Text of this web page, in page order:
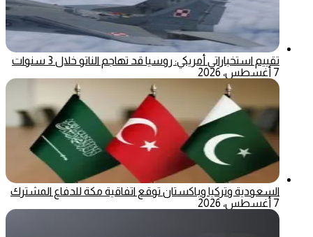
تقييم استخباراتي أمريكي: روسيا قد تهاجم الناتو خلال 3 سنوات
7 أغسطس، 2026
السعودية وتركيا وباكستان توقع اتفاقية مكة للدفاع المشترك
7 أغسطس، 2026